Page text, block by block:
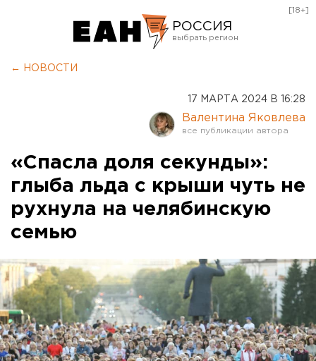
РОССИЯ
Оренбург
[18+]
← НОВОСТИ
17 МАРТА 2024 В 16:28
Валентина Яковлева
«Спасла доля секунды»:
глыба льда с крыши чуть не
рухнула на челябинскую
семью